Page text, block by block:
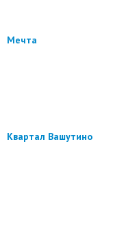
Мечта
Квартал Вашутино